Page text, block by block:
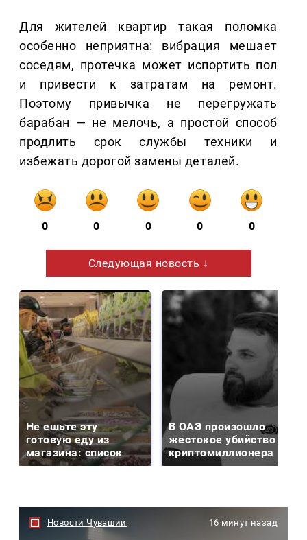
Для жителей квартир такая поломка
особенно неприятна: вибрация мешает
соседям, протечка может испортить пол
и привести к затратам на ремонт.
Поэтому привычка не перегружать
барабан — не мелочь, а простой способ
продлить срок службы техники и
избежать дорогой замены деталей.
0 0 0 0 0
Следующая новость ↓
Не ешьте эту
готовую еду из
магазина: список
В ОАЭ произошло
жестокое убийство
криптомиллионера
Новости Чувашии 16 минут назад